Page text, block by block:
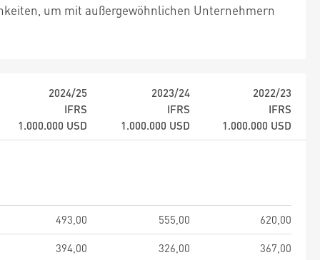
um mit außergewöhnlichen Unternehmern
2024/25
IFRS
1.000.000 USD
2023/24
IFRS
1.000.000 USD
2022/23
IFRS
1.000.000 USD
493,00 555,00
620,00
394,00 326,00
367,00